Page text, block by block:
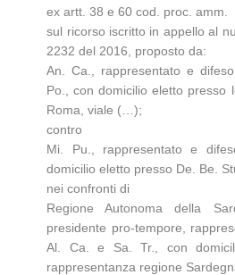
ex artt. 38 e 60 cod. proc. amm.
sul ricorso iscritto in appello al
2232 del 2016, proposto da:
An. Ca., rappresentato e
Po., con domicilio eletto presso
Roma, viale (…);
contro
Mi. Pu., rappresentato e
domicilio eletto presso De. Be.
nei confronti di
Regione Autonoma della
presidente pro-tempore,
Al. Ca. e Sa. Tr., con
rappresentanza regione